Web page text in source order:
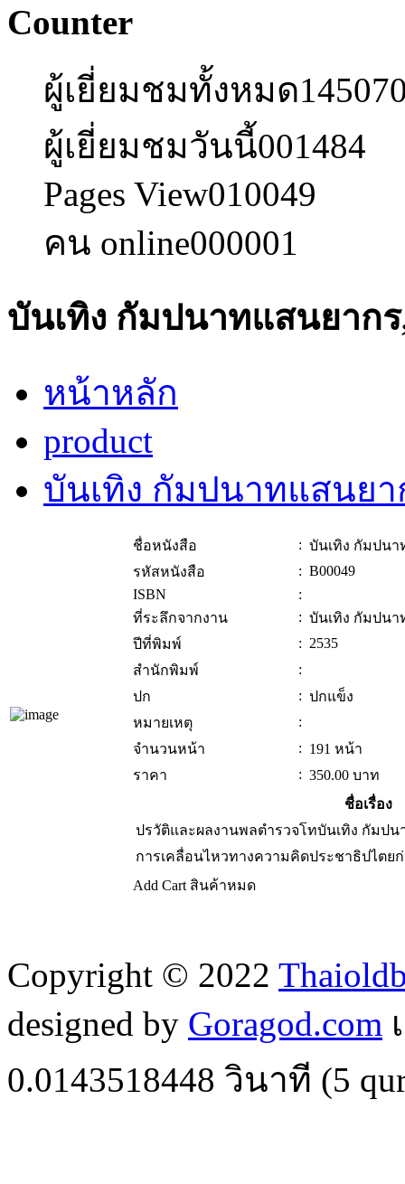
Counter
ผู้เยี่ยมชมทั้งหมด
ผู้เยี่ยมชมวันนี้001484
Pages View010049
คน online000001
บันเทิง กัมปนาทแสนยาก
หน้าหลัก
product
บันเทิง กัมปนาทแสนย
ชื่อหนังสือ : บันเทิง กัมปน
รหัสหนังสือ
: B00049
ISBN
:
ที่ระลึกจากงาน
: บันเทิง กัมปน
ปีที่พิมพ์
: 2535
สำนักพิมพ์
:
ปก
: ปกแข็ง
หมายเหตุ
:
จำนวนหน้า
: 191 หน้า
ราคา
: 350.00 บาท
ชื่อเรื่อง
ปรวัติและผลงานพลตำรวจโทบันเทิง กัมปน
การเคลื่อนไหวทางความคิดประชาธิปไตย
Add Cart สินค้าหมด
Copyright © 2022
designed by Goragod.com
0.0143518448 วินาที (5